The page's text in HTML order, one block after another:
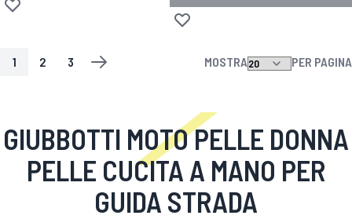
Aggiungi alla lista desideri
Aggiungi alla lista desideri
PAGINAATTUALMENTE STAI LEGGENDO LA PAGINA
1
PAGINA
2
PAGINA
3
PAGINA
SUCCESSIVO
MOSTRA PER PAGINA
GIUBBOTTI MOTO PELLE DONNA
PELLE CUCITA A MANO PER
GUIDA STRADA